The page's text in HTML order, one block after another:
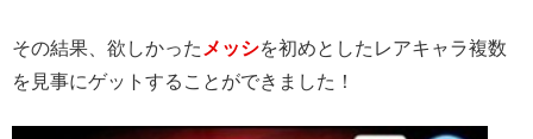
その結果、欲しかった メッシを初めとしたレアキャラ複数
を見事にゲットすることができました！